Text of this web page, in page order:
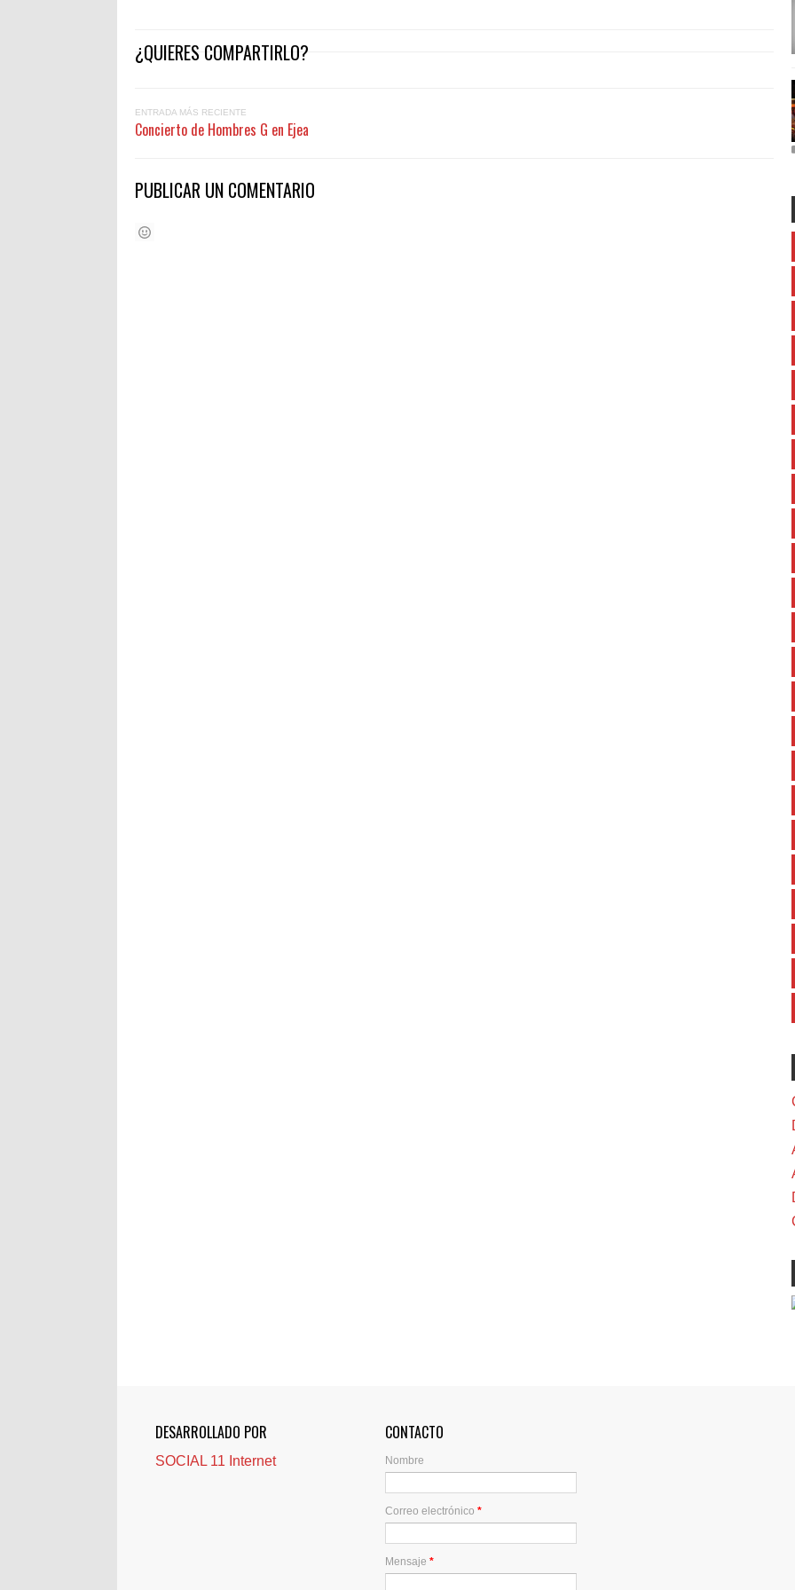
¿QUIERES COMPARTIRLO?
ENTRADA MÁS RECIENTE
Concierto de Hombres G en Ejea
PUBLICAR UN COMENTARIO
DESARROLLADO POR
SOCIAL 11 Internet
CONTACTO
Nombre
Correo electrónico*
Mensaje*